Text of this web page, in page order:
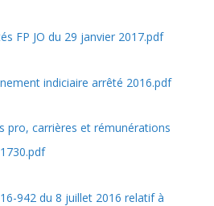
FP JO du 29 janvier 2017.pdf
indiciaire arrêté 2016.pdf
pro, carrières et rémunérations
942 du 8 juillet 2016 relatif à